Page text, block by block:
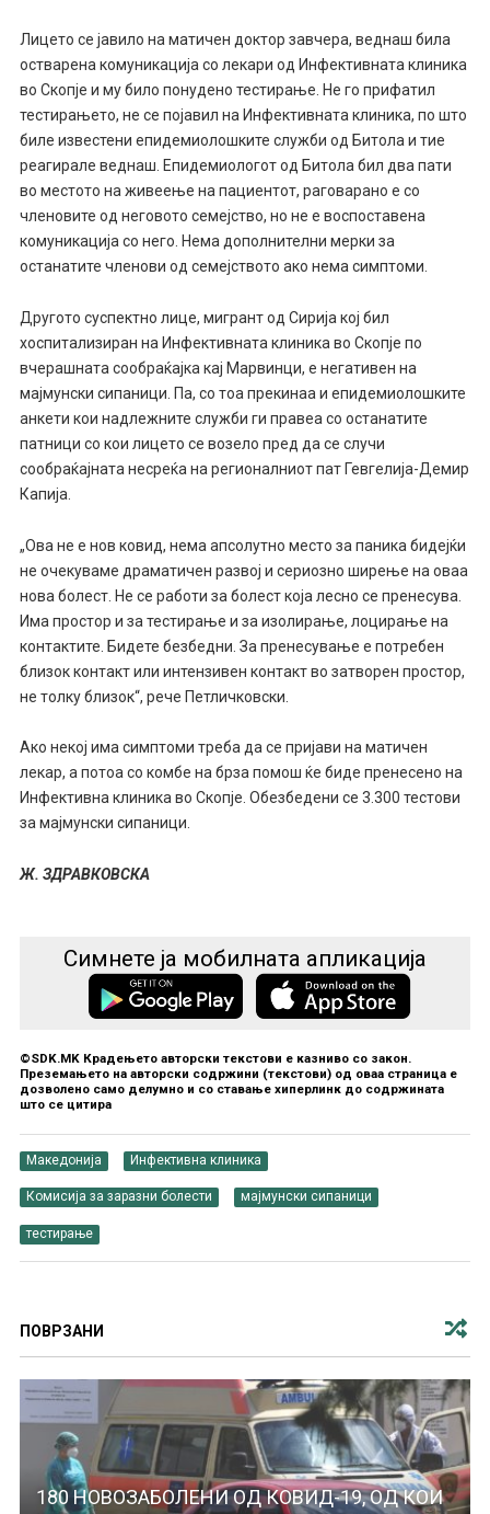
Лицето се јавило на матичен доктор завчера, веднаш била
остварена комуникација со лекари од Инфективната клиника
во Скопје и му било понудено тестирање. Не го прифатил
тестирањето, не се појавил на Инфективната клиника, по што
биле известени епидемиолошките служби од Битола и тие
реагирале веднаш. Епидемиологот од Битола бил два пати
во местото на живеење на пациентот, раговарано е со
членовите од неговото семејство, но не е воспоставена
комуникација со него. Нема дополнителни мерки за
останатите членови од семејството ако нема симптоми.
Другото суспектно лице, мигрант од Сирија кој бил
хоспитализиран на Инфективната клиника во Скопје по
вчерашната сообраќајка кај Марвинци, е негативен на
мајмунски сипаници. Па, со тоа прекинаа и епидемиолошките
анкети кои надлежните служби ги правеа со останатите
патници со кои лицето се возело пред да се случи
сообраќајната несреќа на регионалниот пат Гевгелија-Демир
Капија.
„Ова не е нов ковид, нема апсолутно место за паника бидејќи
не очекуваме драматичен развој и сериозно ширење на оваа
нова болест. Не се работи за болест која лесно се пренесува.
Има простор и за тестирање и за изолирање, лоцирање на
контактите. Бидете безбедни. За пренесување е потребен
близок контакт или интензивен контакт во затворен простор,
не толку близок“, рече Петличковски.
Ако некој има симптоми треба да се пријави на матичен
лекар, а потоа со комбе на брза помош ќе биде пренесено на
Инфективна клиника во Скопје. Обезбедени се 3.300 тестови
за мајмунски сипаници.
Ж. ЗДРАВКОВСКА
Симнете ја мобилната апликација
©SDK.MK Крадењето авторски текстови е казниво со закон.
Преземањето на авторски содржини (текстови) од оваа страница е
дозволено само делумно и со ставање хиперлинк до содржината
што се цитира
Македонија Инфективна клиника
Комисија за заразни болести мајмунски сипаници
тестирање
ПОВРЗАНИ
180 НОВОЗАБОЛЕНИ ОД КОВИД-19, ОД КОИ